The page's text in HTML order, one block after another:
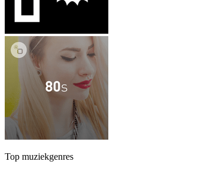
Top muziekgenres